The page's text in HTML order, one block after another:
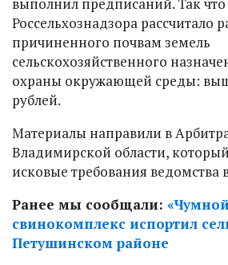
Россельхознадзора рассчитало
причиненного почвам земель
сельскохозяйственного
охраны окружающей среды:
рублей.
Материалы направили в
Владимирской области,
исковые требования ведомства
Ранее мы сообщали:
свинокомплекс испортил
Петушинском районе